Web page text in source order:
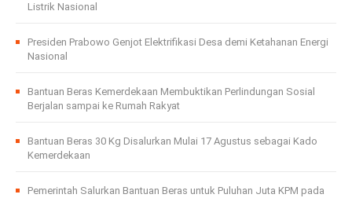
Listrik Nasional
Presiden Prabowo Genjot Elektrifikasi Desa demi Ketahanan Energi
Nasional
Bantuan Beras Kemerdekaan Membuktikan Perlindungan Sosial
Berjalan sampai ke Rumah Rakyat
Bantuan Beras 30 Kg Disalurkan Mulai 17 Agustus sebagai Kado
Kemerdekaan
Pemerintah Salurkan Bantuan Beras untuk Puluhan Juta KPM pada